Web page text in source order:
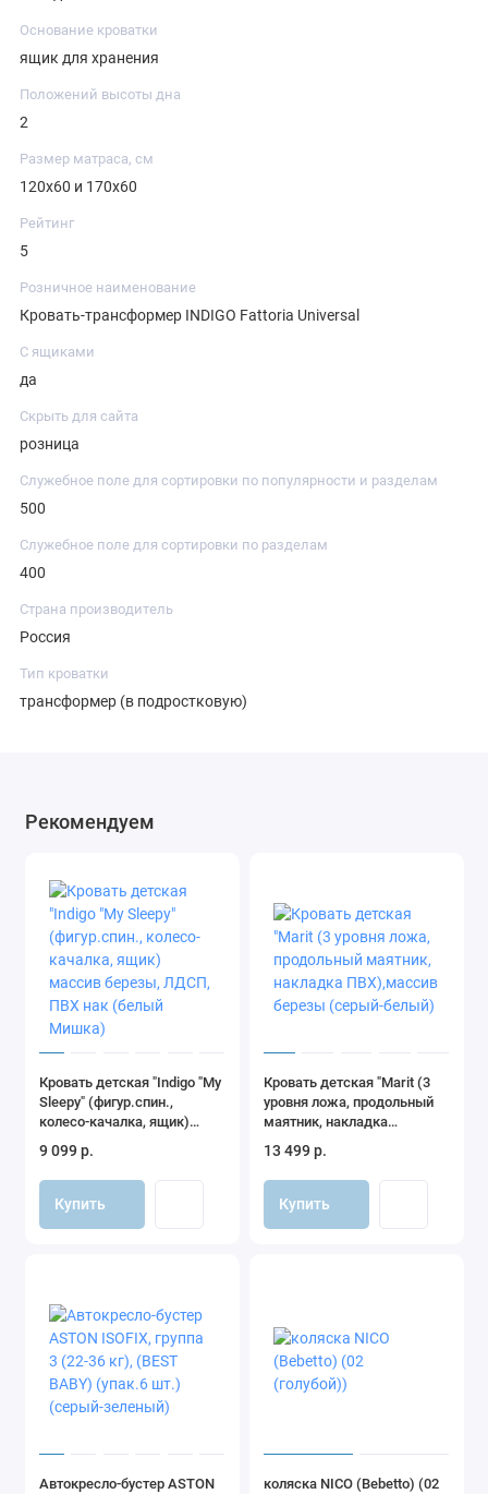
Основание кроватки
ящик для хранения
Положений высоты дна
2
Размер матраса, см
120х60 и 170х60
Рейтинг
5
Розничное наименование
Кровать-трансформер INDIGO Fattoria Universal
С ящиками
да
Скрыть для сайта
розница
Служебное поле для сортировки по популярности и разделам
500
Служебное поле для сортировки по разделам
400
Страна производитель
Россия
Тип кроватки
трансформер (в подростковую)
Рекомендуем
Кровать детская "Indigo "My
Sleepy" (фигур.спин.,
колесо-качалка, ящик)
массив березы, ЛДСП, ПВХ
нак (белый Мишка)
9 099 р.
Купить
Кровать детская "Marit (3
уровня ложа, продольный
маятник, накладка
ПВХ),массив березы
(серый-белый)
13 499 р.
Купить
Автокресло-бустер ASTON
коляска NICO (Bebetto) (02